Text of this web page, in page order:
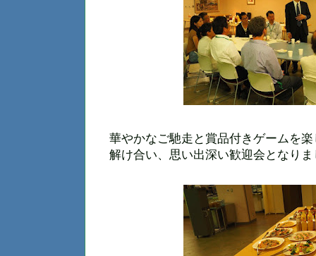
華やかなご馳走と賞品付きゲームを
解け合い、思い出深い歓迎会となり